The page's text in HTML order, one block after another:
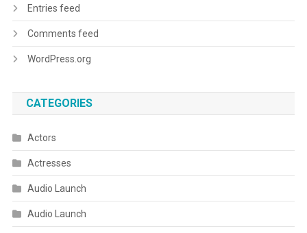
Entries feed
Comments feed
WordPress.org
CATEGORIES
Actors
Actresses
Audio Launch
Audio Launch